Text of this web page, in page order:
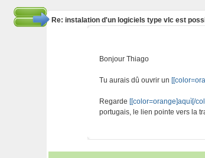
Re: instalation d'un logiciels type vlc est
Bonjour Thiago
Tu aurais dû ouvrir un
Regarde [[color=orange]aquì[/
portugais, le lien pointe vers la